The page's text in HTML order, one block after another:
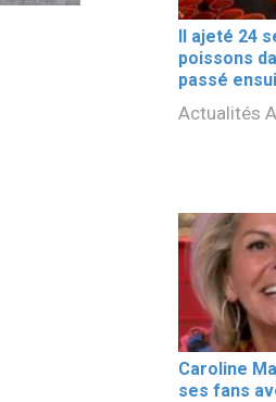
Il ajeté 24
poissons
passé
Actualités
Caroline
ses fans